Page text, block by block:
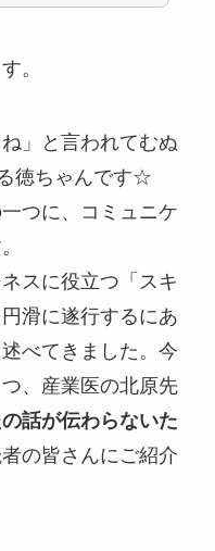
。
」と言われてむぬ
徳ちゃんです☆
つに、コミュニケ
スに役立つ「スキ
滑に遂行するにあ
べてきました。今
、産業医の北原先
話が伝わらないた
の皆さんにご紹介